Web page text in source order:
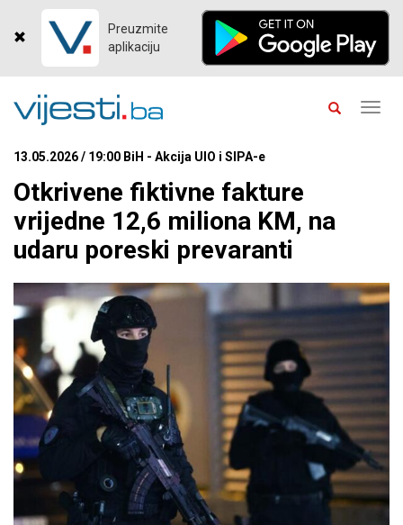
Preuzmite
aplikaciju
13.05.2026 / 19:00 BiH - Akcija UIO i SIPA-e
Otkrivene fiktivne fakture
vrijedne 12,6 miliona KM, na
udaru poreski prevaranti